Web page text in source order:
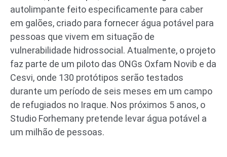
autolimpante feito especificamente para caber
em galões, criado para fornecer água potável para
pessoas que vivem em situação de
vulnerabilidade hidrossocial. Atualmente, o projeto
faz parte de um piloto das ONGs Oxfam Novib e da
Cesvi, onde 130 protótipos serão testados
durante um período de seis meses em um campo
de refugiados no Iraque. Nos próximos 5 anos, o
Studio Forhemany pretende levar água potável a
um milhão de pessoas.